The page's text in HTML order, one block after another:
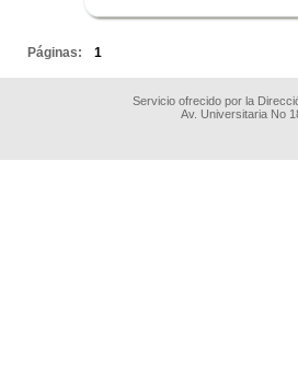
Páginas: 1
Servicio ofrecido por la
Av. Universitaria No